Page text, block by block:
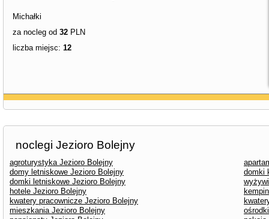
Michałki
za nocleg od 32 PLN
liczba miejsc: 12
noclegi Jezioro Bolejny
agroturystyka Jezioro Bolejny
domy letniskowe Jezioro Bolejny
domki
domki letniskowe Jezioro Bolejny
hotele Jezioro Bolejny
kwatery pracownicze Jezioro Bolejny
mieszkania Jezioro Bolejny